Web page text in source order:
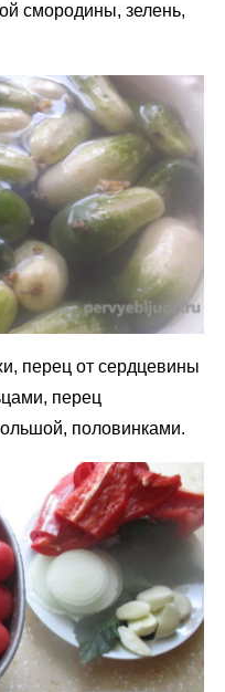
смородины, зелень,
перец от сердцевины
перец
половинками.